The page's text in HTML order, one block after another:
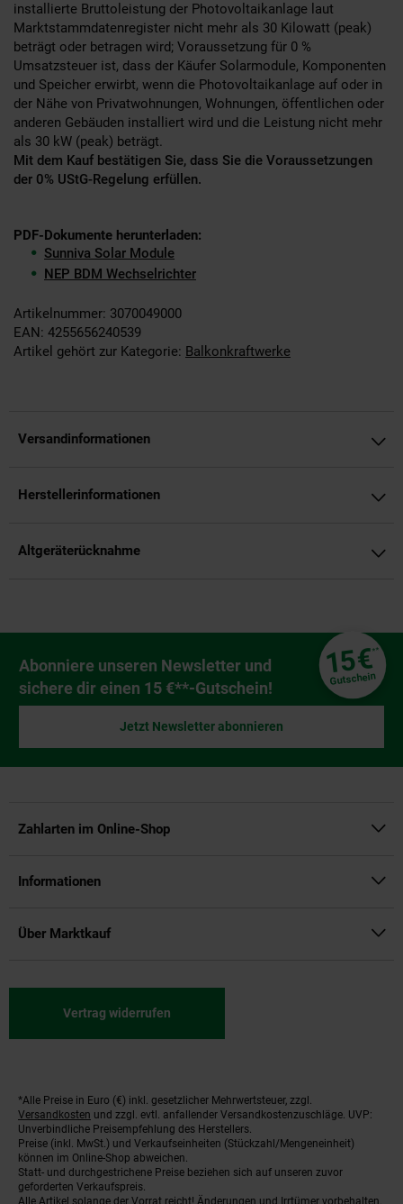
installierte Bruttoleistung der Photovoltaikanlage laut
Marktstammdatenregister nicht mehr als 30 Kilowatt (peak)
beträgt oder betragen wird; Voraussetzung für 0 %
Umsatzsteuer ist, dass der Käufer Solarmodule, Komponenten
und Speicher erwirbt, wenn die Photovoltaikanlage auf oder in
der Nähe von Privatwohnungen, Wohnungen, öffentlichen oder
anderen Gebäuden installiert wird und die Leistung nicht mehr
als 30 kW (peak) beträgt.
Mit dem Kauf bestätigen Sie, dass Sie die Voraussetzungen
der 0% UStG-Regelung erfüllen.
PDF-Dokumente herunterladen:
Sunniva Solar Module
NEP BDM Wechselrichter
Artikelnummer: 3070049000
EAN: 4255656240539
Artikel gehört zur Kategorie: Balkonkraftwerke
Versandinformationen
Herstellerinformationen
Altgeräterücknahme
Newsletter Anmeldung
Abonniere unseren Newsletter und
sichere dir einen 15 €**-Gutschein!
15€**
Gutschein
Jetzt Newsletter abonnieren
Zahlarten im Online-Shop
Informationen
Über Marktkauf
Vertrag widerrufen
Fußnoten
*Alle Preise in Euro (€) inkl. gesetzlicher Mehrwertsteuer, zzgl.
Versandkosten und zzgl. evtl. anfallender Versandkostenzuschläge. UVP:
Unverbindliche Preisempfehlung des Herstellers.
Preise (inkl. MwSt.) und Verkaufseinheiten (Stückzahl/Mengeneinheit)
können im Online-Shop abweichen.
Statt- und durchgestrichene Preise beziehen sich auf unseren zuvor
geforderten Verkaufspreis.